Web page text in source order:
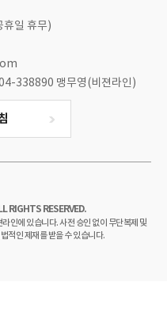
일 휴무)
338890 맹무영(비젼라인)
RIGHTS RESERVED.
인에 있습니다. 사전 승인 없이 무단복제 및
적인 제재를 받을 수 있습니다.